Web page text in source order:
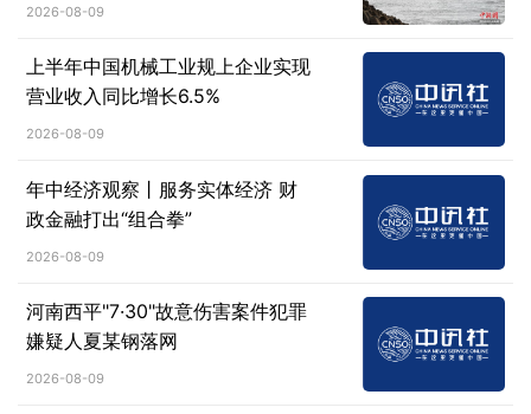
2026-08-09
上半年中国机械工业规上企业实现
营业收入同比增长6.5%
2026-08-09
年中经济观察丨服务实体经济 财
政金融打出“组合拳”
2026-08-09
河南西平"7·30"故意伤害案件犯罪
嫌疑人夏某钢落网
2026-08-09